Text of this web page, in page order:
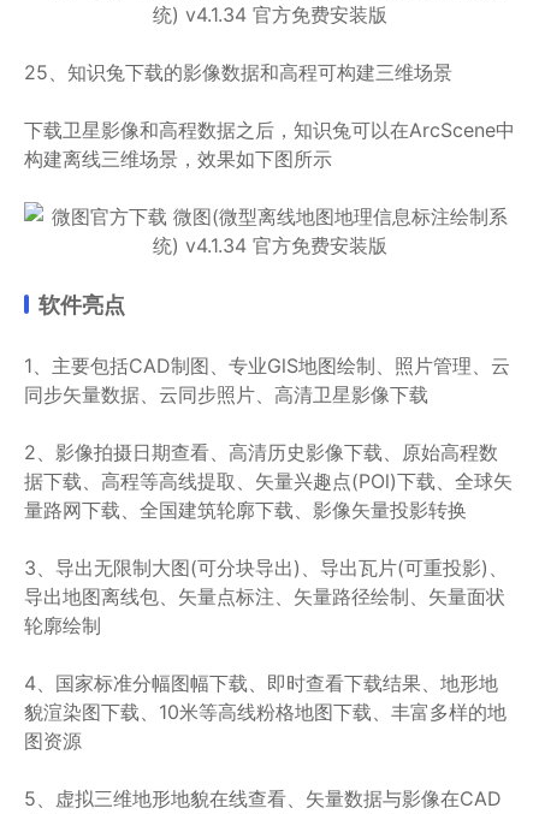
25、知识兔下载的影像数据和高程可构建三维场景
下载卫星影像和高程数据之后，知识兔可以在ArcScene中
构建离线三维场景，效果如下图所示
软件亮点
1、主要包括CAD制图、专业GlS地图绘制、照片管理、云
同步矢量数据、云同步照片、高清卫星影像下载
2、影像拍摄日期查看、高清历史影像下载、原始高程数
据下载、高程等高线提取、矢量兴趣点(POl)下载、全球矢
量路网下载、全国建筑轮廓下载、影像矢量投影转换
3、导出无限制大图(可分块导出)、导出瓦片(可重投影)、
导出地图离线包、矢量点标注、矢量路径绘制、矢量面状
轮廓绘制
4、国家标准分幅图幅下载、即时查看下载结果、地形地
貌渲染图下载、10米等高线粉格地图下载、丰富多样的地
图资源
5、虚拟三维地形地貌在线查看、矢量数据与影像在CAD